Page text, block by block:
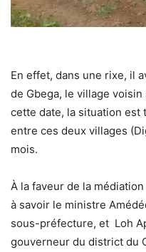
En effet, dans une rixe, il
de Gbega, le village
cette date, la situation
entre ces deux villages
mois.
À la faveur de la
à savoir le ministre
sous-préfecture, et Loh
gouverneur du district du